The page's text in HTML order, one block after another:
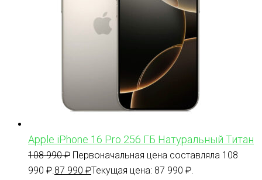
Apple iPhone 16 Pro 256 ГБ Натуральный Титан
108 990₽ Первоначальная цена составляла 108
990 ₽. 87 990 ₽Текущая цена: 87 990 ₽.